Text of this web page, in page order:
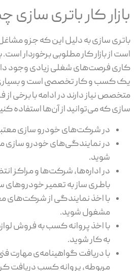
بازار کار باتری
باتری سازی به دلیل این که جزو
است از بازار کار مطلوبی برخوردار
کاری فرصت‌های شغلی زیادی وجود
یک کسب و کار تخصصی است و بسیاری
متخصص نیاز دارند در ادامه با برخی
سازی که می‌توانید از آن‌ها استفاده
در شرکت‌های خودرو سازی
در نمایندگی‌های خودرو سازی
شوید.
در اداره‌ها، شرکت‌ها و مراکز
باطری ساز به تعمیر خودروهای
با اخذ نمایندگی از شرکت‌های
مشغول شوید.
با اخذ پروانه کسب به فروش
به کار شوید.
با دریافت گواهینامه‌ی مهارت
مربوطه، پروانه کسب دریافت